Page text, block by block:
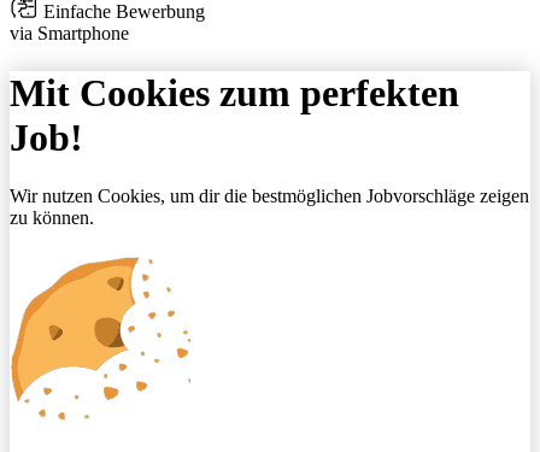
Einfache Bewerbung
via Smartphone
Mit Cookies zum perfekten
Job!
Wir nutzen Cookies, um dir die bestmöglichen Jobvorschläge zeigen
zu können.